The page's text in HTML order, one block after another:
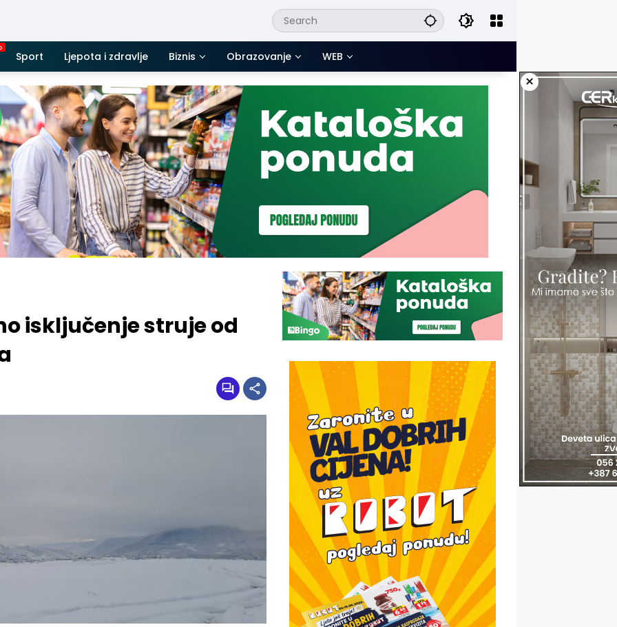
Sport Ljepota i zdravlje Biznis Obrazovanje WEB
×
isključenje struje od